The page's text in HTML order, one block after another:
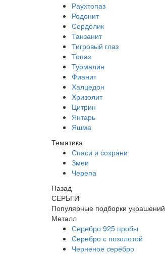
Раухтопаз
Родонит
Сердолик
Танзанит
Тигровый глаз
Топаз
Турмалин
Фианит
Халцедон
Хризолит
Цитрин
Янтарь
Яшма
Тематика
Спаси и сохрани
Змеи
Черепа
Назад
СЕРЬГИ
Популярные подборки украшений
Металл
Серебро 925 пробы
Серебро с позолотой
Черненое серебро